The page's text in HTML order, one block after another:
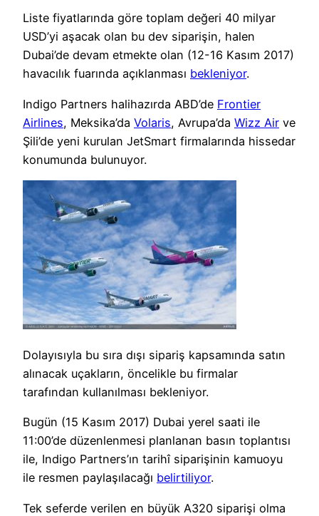
Liste fiyatlarında göre toplam değeri 40 milyar
USD’yi aşacak olan bu dev siparişin, halen
Dubai’de devam etmekte olan (12-16 Kasım 2017)
havacılık fuarında açıklanması bekleniyor.
Indigo Partners halihazırda ABD’de Frontier
Airlines, Meksika’da Volaris, Avrupa’da Wizz Air ve
Şili’de yeni kurulan JetSmart firmalarında hissedar
konumunda bulunuyor.
Dolayısıyla bu sıra dışı sipariş kapsamında satın
alınacak uçakların, öncelikle bu firmalar
tarafından kullanılması bekleniyor.
Bugün (15 Kasım 2017) Dubai yerel saati ile
11:00’de düzenlenmesi planlanan basın toplantısı
ile, Indigo Partners’ın tarihî siparişinin kamuoyu
ile resmen paylaşılacağı belirtiliyor.
Tek seferde verilen en büyük A320 siparişi olma